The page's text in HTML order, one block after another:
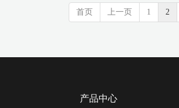
首页 上一页 1 2
产品中心